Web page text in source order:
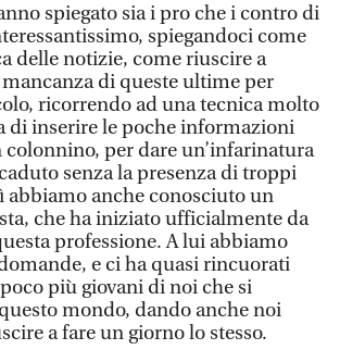
spiegato sia i pro che i contro di
spiegandoci come
delle notizie, come riuscire a
mancanza di queste ultime per
ricorrendo ad una tecnica molto
di inserire le poche informazioni
colonnino, per dare un’infarinatura
senza la presenza di troppi
abbiamo anche conosciuto un
che ha iniziato ufficialmente da
professione. A lui abbiamo
e ci ha quasi rincuorati
più giovani di noi che si
mondo, dando anche noi
a fare un giorno lo stesso.